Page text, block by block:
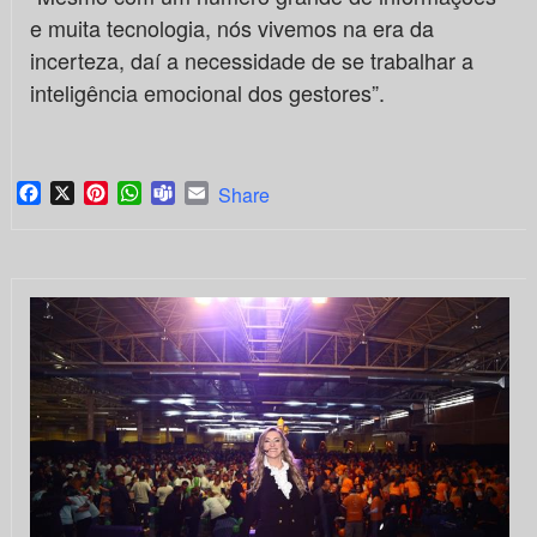
e muita tecnologia, nós vivemos na era da
incerteza, daí a necessidade de se trabalhar a
inteligência emocional dos gestores”.
Facebook
X PinterestWhatsApp
TeamsEmail
Share